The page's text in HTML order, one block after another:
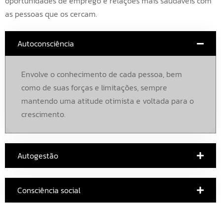
as pessoas que os cercam.
Autoconsciência
Envolve o conhecimento de cada pessoa, bem
como de suas forças e limitações, sempre
mantendo uma atitude otimista e voltada para o
crescimento.
Autogestão
Consciência social